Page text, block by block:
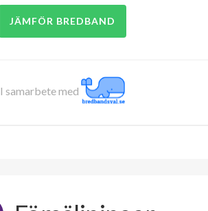
JÄMFÖR BREDBAND
I samarbete med